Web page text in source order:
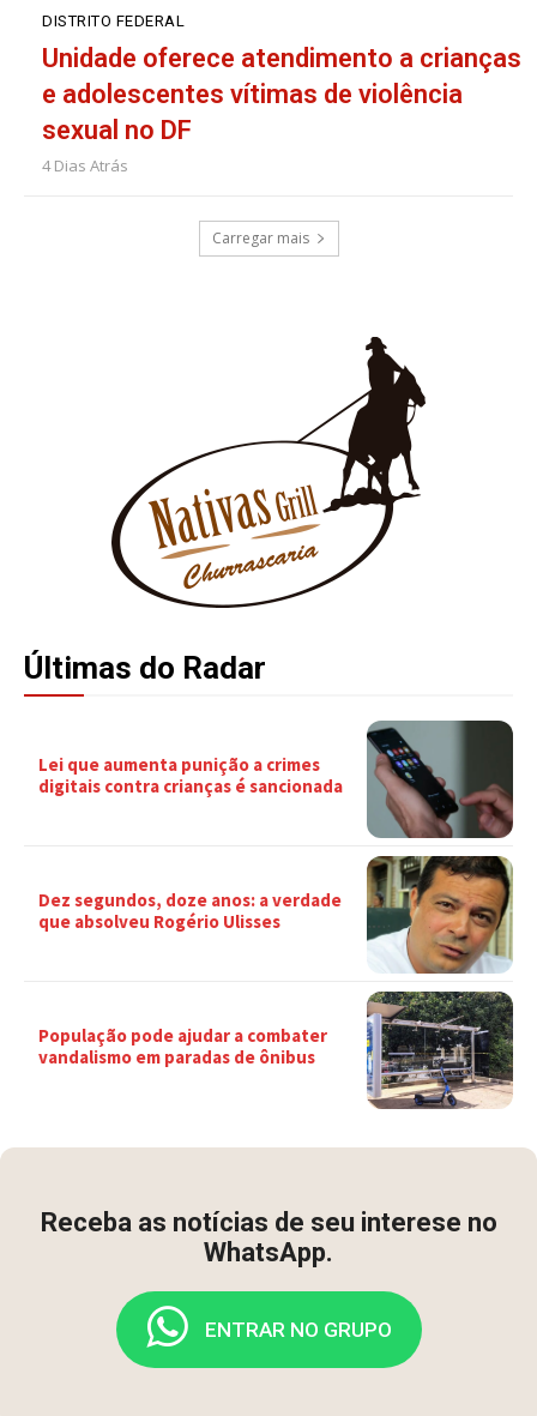
DISTRITO FEDERAL
Unidade oferece atendimento a crianças
e adolescentes vítimas de violência
sexual no DF
4 Dias Atrás
Carregar mais
Últimas do Radar
Lei que aumenta punição a crimes
digitais contra crianças é sancionada
Dez segundos, doze anos: a verdade
que absolveu Rogério Ulisses
População pode ajudar a combater
vandalismo em paradas de ônibus
Receba as notícias de seu interese no
WhatsApp.
ENTRAR NO GRUPO